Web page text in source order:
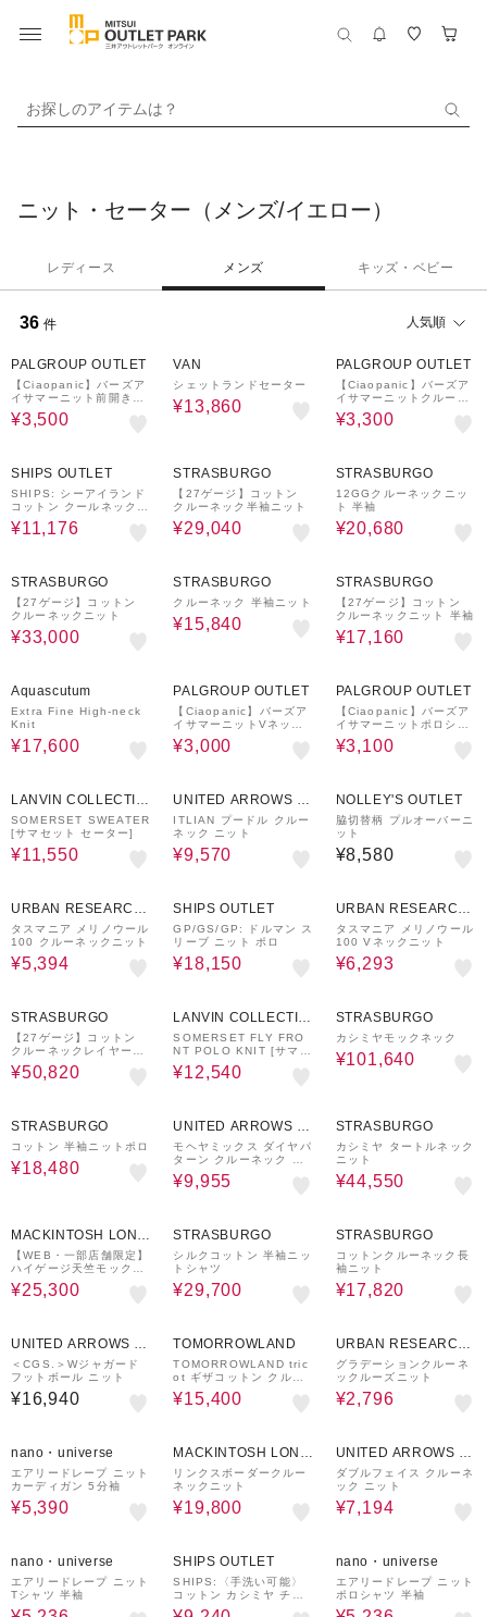
お探しのアイテムは？
ニット・セーター（メンズ/イエロー）
レディース メンズ キッズ・ベビー
36 件 人気順
PALGROUP OUTLET
【Ciaopanic】バーズア
イサマーニット前開きポ
ロシャツ
¥3,500
VAN
シェットランドセーター
¥13,860
PALGROUP OUTLET
【Ciaopanic】バーズア
イサマーニットクルーネ
ックTシャツ
¥3,300
SHIPS OUTLET
SHIPS: シーアイランド
コットン クールネック
無地 ニット
¥11,176
STRASBURGO
【27ゲージ】コットン
クルーネック半袖ニット
¥29,040
STRASBURGO
12GGクルーネックニッ
ト 半袖
¥20,680
STRASBURGO
【27ゲージ】コットン
クルーネックニット
¥33,000
STRASBURGO
クルーネック 半袖ニット
¥15,840
STRASBURGO
【27ゲージ】コットン
クルーネックニット 半袖
¥17,160
Aquascutum
Extra Fine High-neck
Knit
¥17,600
PALGROUP OUTLET
【Ciaopanic】バーズア
イサマーニットVネック
ベスト
¥3,000
PALGROUP OUTLET
【Ciaopanic】バーズア
イサマーニットポロシャ
ツ
¥3,100
LANVIN COLLECTIO
N
SOMERSET SWEATER
[サマセット セーター]
¥11,550
UNITED ARROWS O
UTLET
ITLIAN プードル クルー
ネック ニット
¥9,570
NOLLEY'S OUTLET
脇切替柄 プルオーバーニ
ット
¥8,580
URBAN RESEARCH
ware house
タスマニア メリノウール
100 クルーネックニット
¥5,394
SHIPS OUTLET
GP/GS/GP: ドルマン ス
リーブ ニット ポロ
¥18,150
URBAN RESEARCH
ware house
タスマニア メリノウール
100 Vネックニット
¥6,293
STRASBURGO
【27ゲージ】コットン
クルーネックレイヤード
ニット
¥50,820
LANVIN COLLECTIO
N
SOMERSET FLY FRO
NT POLO KNIT [サマセ
ット ポロニット]
¥12,540
STRASBURGO
カシミヤモックネック
¥101,640
STRASBURGO
コットン 半袖ニットポロ
¥18,480
UNITED ARROWS O
UTLET
モヘヤミックス ダイヤパ
ターン クルーネック ニ
ット
¥9,955
STRASBURGO
カシミヤ タートルネック
ニット
¥44,550
MACKINTOSH LOND
ON
【WEB・一部店舗限定】
ハイゲージ天竺モックネ
ックニット
¥25,300
STRASBURGO
シルクコットン 半袖ニッ
トシャツ
¥29,700
STRASBURGO
コットンクルーネック長
袖ニット
¥17,820
UNITED ARROWS O
UTLET
＜CGS.＞Wジャガード
フットボール ニット
¥16,940
TOMORROWLAND
TOMORROWLAND tric
ot ギザコットン クルー
ネックプルオーバーニッ
ト
¥15,400
URBAN RESEARCH
ware house
グラデーションクルーネ
ックルーズニット
¥2,796
nano・universe
エアリードレープ ニット
カーディガン 5分袖
¥5,390
MACKINTOSH LOND
ON
リンクスボーダークルー
ネックニット
¥19,800
UNITED ARROWS O
UTLET
ダブルフェイス クルーネ
ック ニット
¥7,194
nano・universe
エアリードレープ ニット
Tシャツ 半袖
SHIPS OUTLET
SHIPS:〈手洗い可能〉
コットン カシミヤ チェ
ック クルーネック ニッ
nano・universe
エアリードレープ ニット
ポロシャツ 半袖